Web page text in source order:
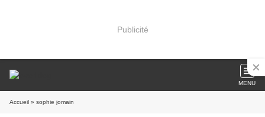
Publicité
MENU
Accueil » sophie jomain